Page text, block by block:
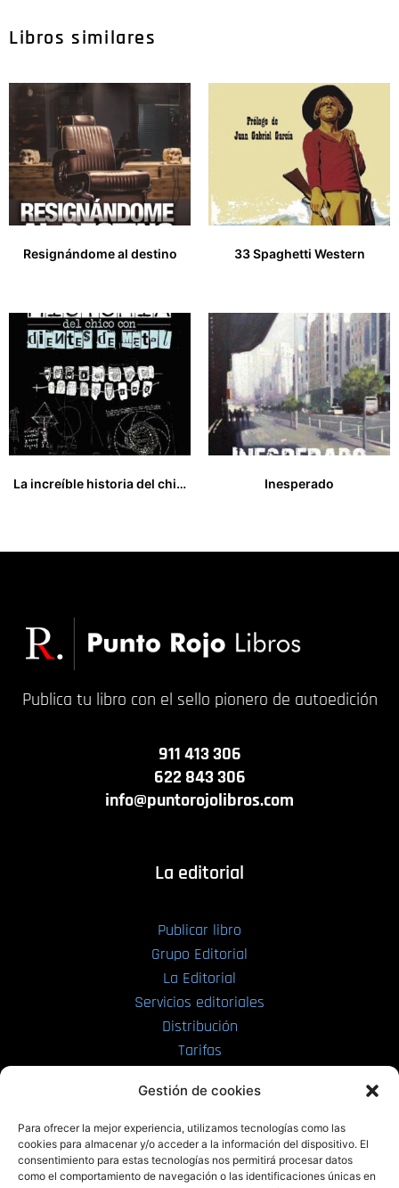
Gestión de cookies
Para ofrecer la mejor experiencia, utilizamos tecnologías como las
cookies para almacenar y/o acceder a la información del dispositivo. El
consentimiento para estas tecnologías nos permitirá procesar datos
como el comportamiento de navegación o las identificaciones únicas en
Libros similares
Resignándome al destino
33 Spaghetti Western
La increíble historia del chico con dientes de metal
Inesperado
Publica tu libro con el sello pionero de autoedición
911 413 306
622 843 306
info@puntorojolibros.com
La editorial
Publicar libro
Grupo Editorial
La Editorial
Servicios editoriales
Distribución
Tarifas
PRL | Films